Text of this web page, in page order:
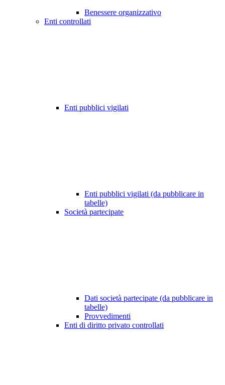
Benessere organizzativo
Enti controllati
Enti pubblici vigilati
Enti pubblici vigilati (da pubblicare in
tabelle)
Società partecipate
Dati società partecipate (da pubblicare in
tabelle)
Provvedimenti
Enti di diritto privato controllati